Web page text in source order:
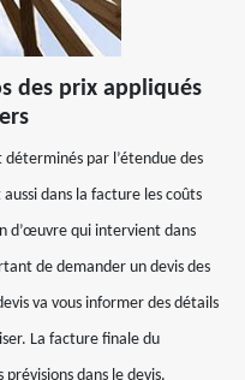
des prix appliqués
par l’étendue des
dans la facture les coûts
d’œuvre qui intervient dans
de demander un devis des
va vous informer des détails
La facture finale du
dans le devis.